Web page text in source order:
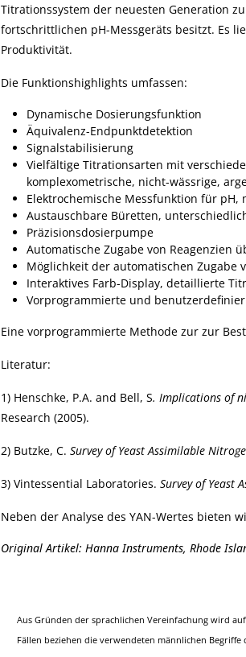
Titrationssystem der neuesten Generation
fortschrittlichen pH-Messgeräts besitzt. Es
Produktivität.
Die Funktionshighlights umfassen:
Dynamische Dosierungsfunktion
Äquivalenz-Endpunktdetektion
Signalstabilisierung
Vielfältige Titrationsarten mit
komplexometrische, nicht-wässrige,
Elektrochemische Messfunktion für pH,
Austauschbare Büretten,
Präzisionsdosierpumpe
Automatische Zugabe von Reagenzien
Möglichkeit der automatischen Zugabe
Interaktives Farb-Display, detaillierte
Vorprogrammierte und
Eine vorprogrammierte Methode zur zur
Literatur:
1) Henschke, P.A. and Bell, S. Implications of
Research (2005).
2) Butzke, C. Survey of Yeast Assimilable
3) Vintessential Laboratories. Survey of Yeast
Neben der Analyse des YAN-Wertes bieten
Original Artikel: Hanna Instruments, Rhode
Aus Gründen der sprachlichen Vereinfachung wird
Fällen beziehen die verwendeten männlichen